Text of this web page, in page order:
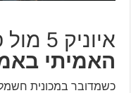
איוניק 5 מול פורמנטור –
האמיתי
כשמדובר במכונית